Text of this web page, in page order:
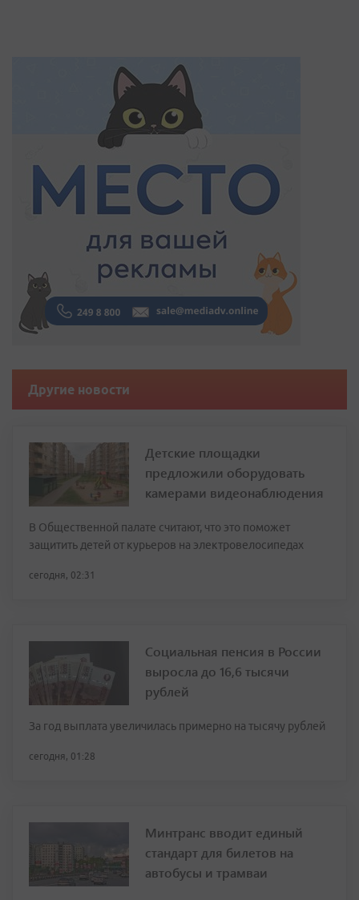
Другие новости
Детские площадки
предложили оборудовать
камерами видеонаблюдения
В Общественной палате считают, что это поможет
защитить детей от курьеров на электровелосипедах
сегодня, 02:31
Социальная пенсия в России
выросла до 16,6 тысячи
рублей
За год выплата увеличилась примерно на тысячу рублей
сегодня, 01:28
Минтранс вводит единый
стандарт для билетов на
автобусы и трамваи